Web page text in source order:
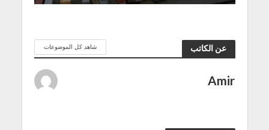
عن الكاتب شاهد كل الموضوعات
Amir